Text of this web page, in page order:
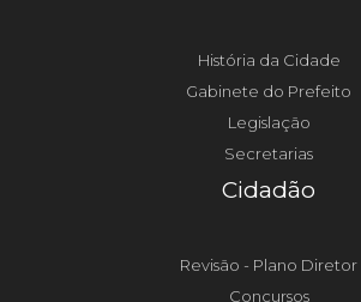
História da Cidade
Gabinete do Prefeito
Legislação
Secretarias
Cidadão
Revisão - Plano Diretor
Concursos